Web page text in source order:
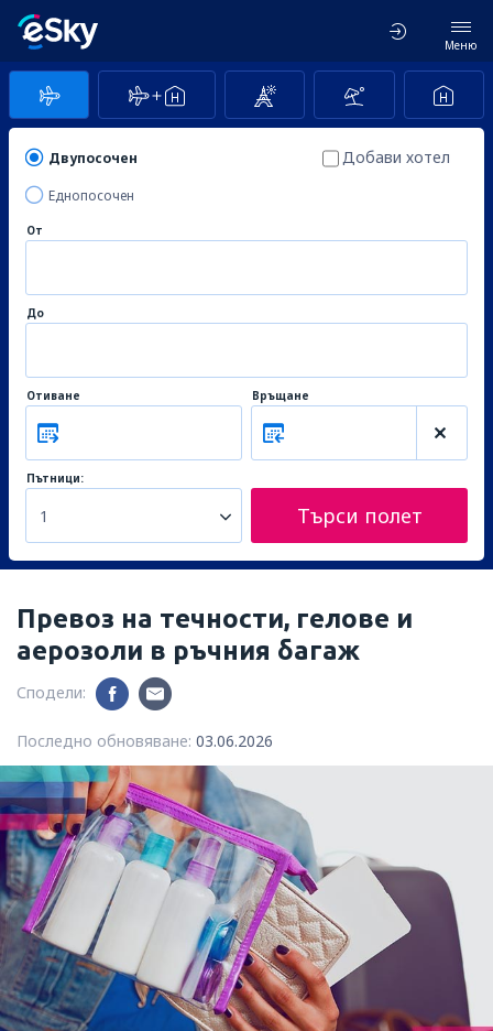
Меню
Двупосочен
Еднопосочен
Добави хотел
От
До
Отиване Връщане
Пътници:
1 Търси полет
Превоз на течности, гелове и
аерозоли в ръчния багаж
Сподели:
Последно обновяване: 03.06.2026